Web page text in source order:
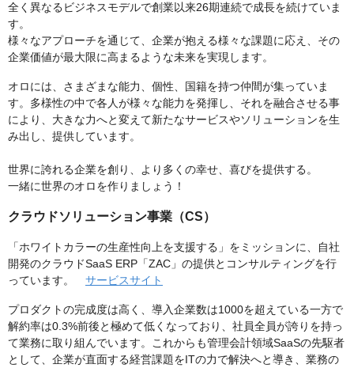
全く異なるビジネスモデルで創業以来26期連続で成長を続けていま
す。
様々なアプローチを通じて、企業が抱える様々な課題に応え、その
企業価値が最大限に高まるような未来を実現します。
オロには、さまざまな能力、個性、国籍を持つ仲間が集っていま
す。多様性の中で各人が様々な能力を発揮し、それを融合させる事
により、大きな力へと変えて新たなサービスやソリューションを生
み出し、提供しています。
世界に誇れる企業を創り、より多くの幸せ、喜びを提供する。
一緒に世界のオロを作りましょう！
クラウドソリューション事業（CS）
「ホワイトカラーの生産性向上を支援する」をミッションに、自社
開発のクラウドSaaS ERP「ZAC」の提供とコンサルティングを行
っています。 サービスサイト
プロダクトの完成度は高く、導入企業数は1000を超えている一方で
解約率は0.3%前後と極めて低くなっており、社員全員が誇りを持っ
て業務に取り組んでいます。これからも管理会計領域SaaSの先駆者
として、企業が直面する経営課題をITの力で解決へと導き、業務の